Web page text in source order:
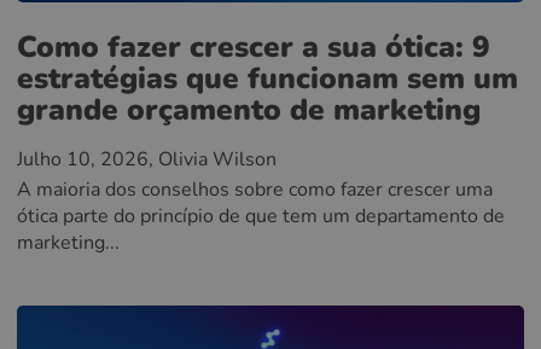
Como fazer crescer a sua ótica: 9
estratégias que funcionam sem um
grande orçamento de marketing
Julho 10, 2026, Olivia Wilson
A maioria dos conselhos sobre como fazer crescer uma
ótica parte do princípio de que tem um departamento de
marketing...